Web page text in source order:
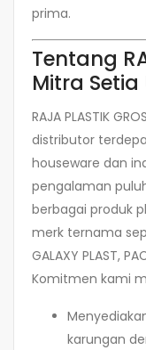
prima.
Tentang
Mitra
RAJA PLASTIK
distributor
houseware dan
pengalaman
berbagai produk
merk ternama
GALAXY PLAST,
Komitmen kami
karungan